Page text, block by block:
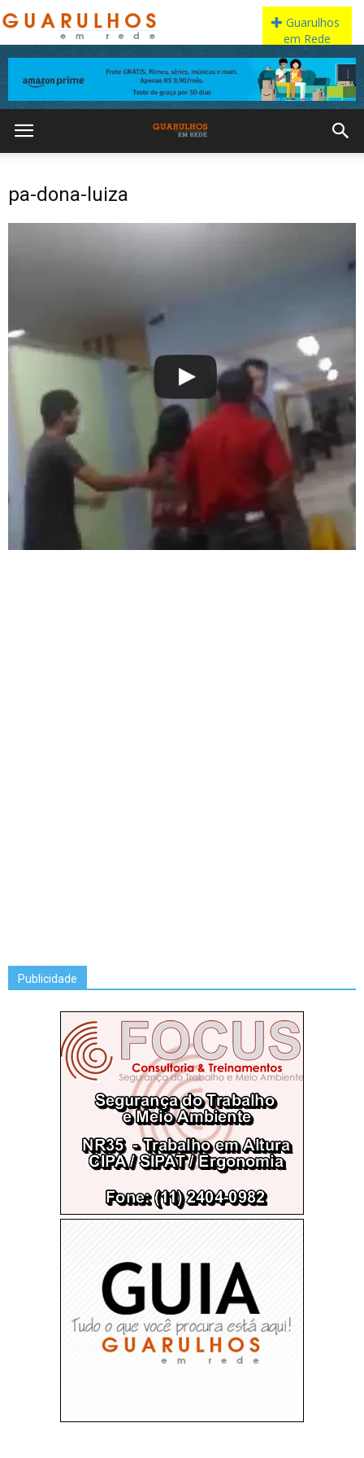
pa-dona-luiza
Publicidade